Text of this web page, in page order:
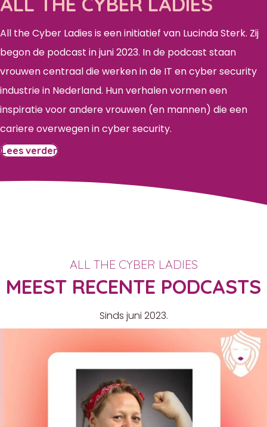
All the Cyber Ladies is een initiatief van Lucinda Sterk. Zij
begon de podcast in juni 2023. In de podcast staan
vrouwen centraal die werken in de IT en cyber security
industrie in Nederland. Hun verhalen vormen een
inspiratie voor andere vrouwen (en mannen) die een
cariere overwegen in cyber security.
Lees verder
ALL THE CYBER LADIES
MEEST RECENTE PODCASTS
Sinds juni 2023.